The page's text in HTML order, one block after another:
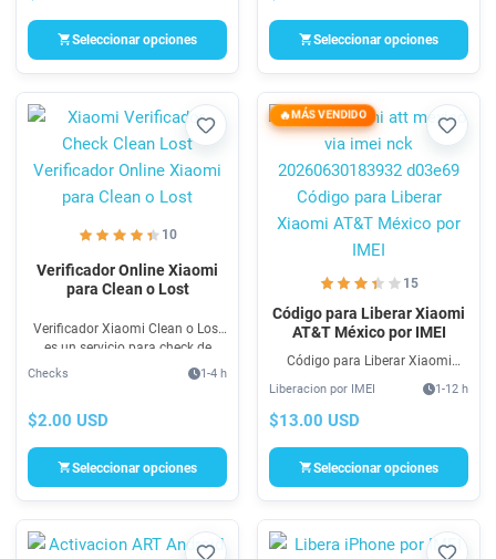
Seleccionar opciones Seleccionar opciones
Favorito
10
Verificador Online Xiaomi
para Clean o Lost
Verificador Xiaomi Clean o Lost
es un servicio para check de
Xiaomi CLEAN O LOST para
teléfonos que no se tiene
de enviar a servicio de
Checks 1-4 h
$2.00 USD
Seleccionar opciones
MÁS VENDIDO
15
Código para Liberar Xiaomi
AT&T México por IMEI
Código para Liberar Xiaomi
Cambiar de compañía via IMEI
muy fácil. Desbloqueo Xiaomi
Liberacion por IMEI 1-12 h
$13.00 USD
Seleccionar opciones